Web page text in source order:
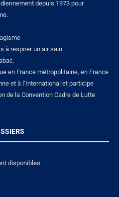
depuis 1973 pour
à respirer un air sain
en France métropolitaine, en France
et à l’International et participe
de la Convention Cadre de Lutte
disponibles